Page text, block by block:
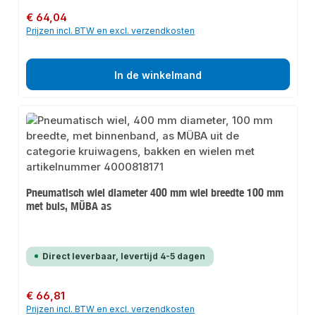
Normale prijs:
€ 64,04
Prijzen incl. BTW en excl. verzendkosten
In de winkelmand
Pneumatisch wiel diameter 400 mm wiel breedte 100 mm
met buis, MÜBA as
Direct leverbaar, levertijd 4-5 dagen
Normale prijs:
€ 66,81
Prijzen incl. BTW en excl. verzendkosten